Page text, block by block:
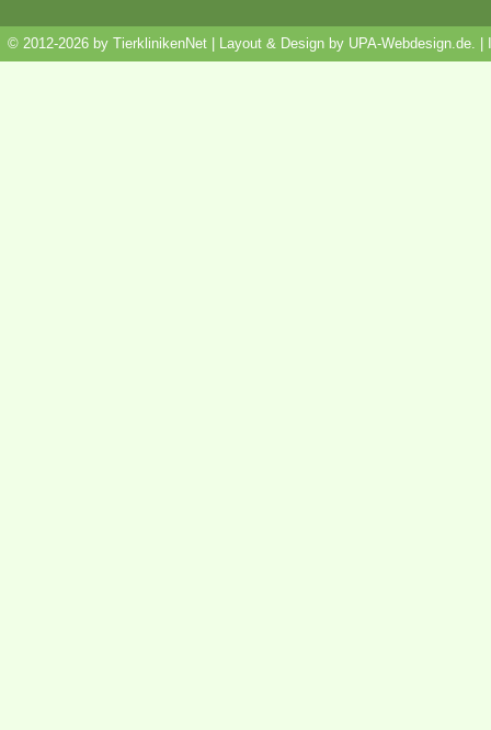
© 2012-2026 by TierklinikenNet | Layout & Design by UPA-Webdesign.de.